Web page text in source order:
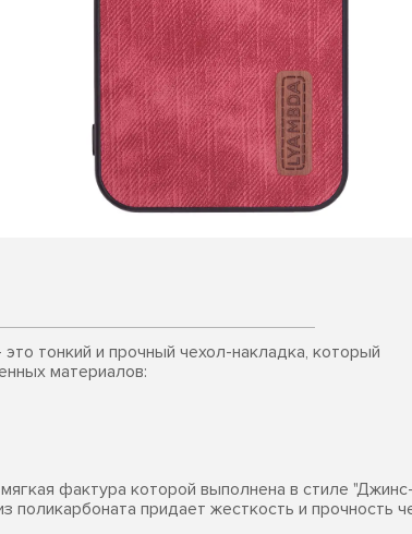
это тонкий и прочный чехол-накладка, который
материалов:
мягкая фактура которой выполнена в стиле "Джинс-
поликарбоната придает жесткость и прочность